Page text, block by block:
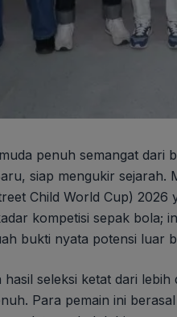
penuh semangat dari
siap mengukir sejarah.
Child World Cup)
kompetisi sepak bola;
bukti nyata potensi luar
seleksi ketat dari
Para pemain ini